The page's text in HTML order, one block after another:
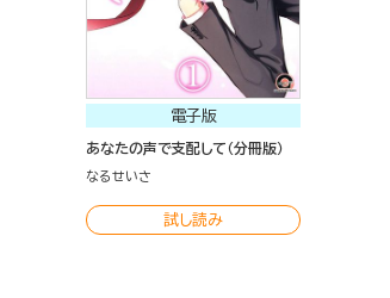
電子版
あなたの声で支配して（分冊版）
なるせいさ
試し読み